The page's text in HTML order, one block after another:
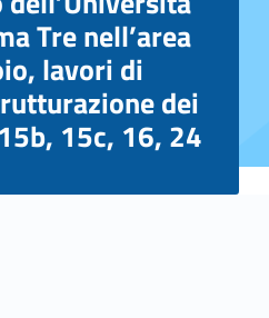
Tre nell’area
lavori di
dei
15c, 16, 24